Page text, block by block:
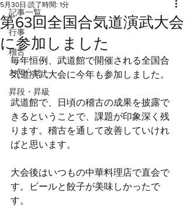
記事一覧
行事
稽古
お知らせ
昇段・昇級
第63回全国合気道演武大会
に参加しました
5月30日 読了時間: 1分
毎年恒例、武道館で開催される全国合
気道演武大会に今年も参加しました。
武道館で、日頃の稽古の成果を披露で
きるということで、課題が印象深く残
ります。稽古を通して改善していけれ
ばと思います。
大会後はいつもの中華料理店で直会で
す。ビールと餃子が美味しかったで
す。